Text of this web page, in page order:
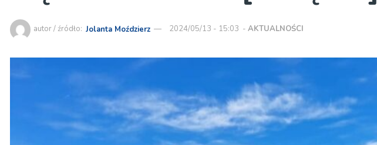
autor / źródło: Jolanta Moździerz 2024/05/13 - 15:03 - AKTUALNOŚCI